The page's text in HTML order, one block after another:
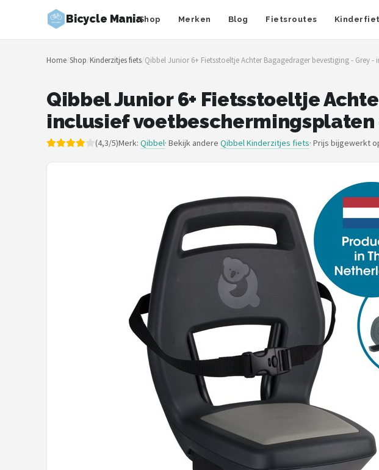
Bicycle ManiaShop Merken Blog Fietsroutes
Zoeken
NAVIGATIE
Merken
Home/Shop/Kinderzitjes fiets/Qibbel Junior 6+ Fietsstoeltje Achter Bagagedrager bevestiging - Grey
Qibbel Junior 6+ Fietsstoeltje
inclusief voetbeschermingsplaten
(4,3/5)Merk: Qibbel· Bekijk andere Qibbel Kinderzitjes fiets· Prijs bijgewerkt